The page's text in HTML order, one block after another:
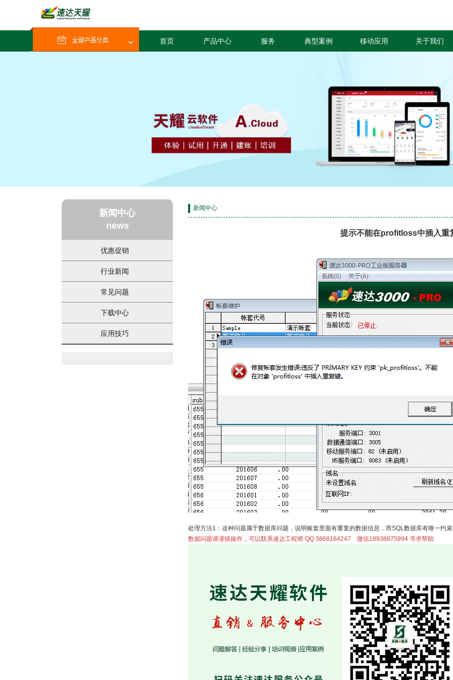
首页 产品中心 服务 典型案例 移动应用 关于我们
新闻中心
news
优惠促销
行业新闻
常见问题
下载中心
应用技巧
新闻中心
提示不能在profitloss中插入重
处理方法1：这种问题属于数据库问题，说明账套里面有重复的数据信息，而SQL数据库有唯一约
数据问题请谨慎操作，可以联系速达工程师 QQ 3868164247 微信18938875994 寻求帮助